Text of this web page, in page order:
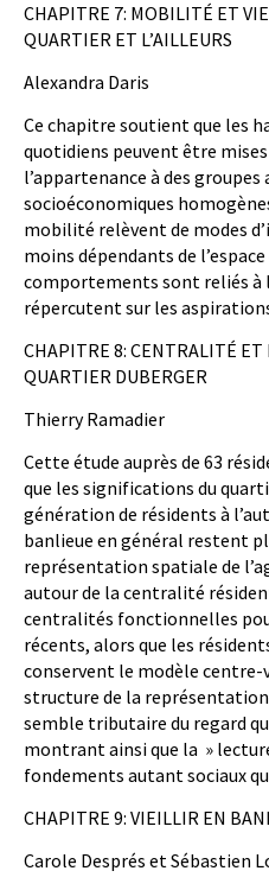
CHAPITRE 7: MOBILITÉ ET
QUARTIER ET L’AILLEURS
Alexandra Daris
Ce chapitre soutient que les
quotidiens peuvent être
l’appartenance à des
socioéconomiques
mobilité relèvent de modes
moins dépendants de
comportements sont reliés à
répercutent sur les
CHAPITRE 8: CENTRALITÉ ET
QUARTIER DUBERGER
Thierry Ramadier
Cette étude auprès de 63
que les significations du
génération de résidents à
banlieue en général restent
représentation spatiale de
autour de la centralité
centralités fonctionnelles
récents, alors que les
conservent le modèle
structure de la
semble tributaire du regard
montrant ainsi que la »
fondements autant sociaux
CHAPITRE 9: VIEILLIR EN
Carole Després et Sébastien